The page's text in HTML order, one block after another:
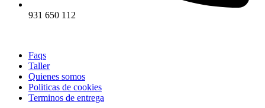
931 650 112
Faqs
Taller
Quienes somos
Politicas de cookies
Terminos de entrega